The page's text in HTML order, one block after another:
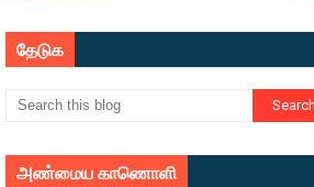
தேடுக
அண்மைய காணொளி